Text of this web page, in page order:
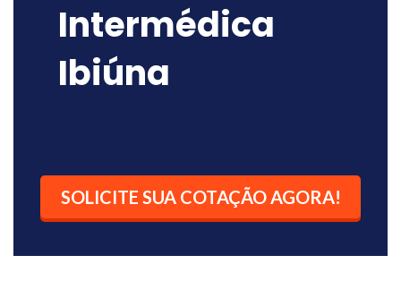
Intermédica
Ibiúna
SOLICITE SUA COTAÇÃO AGORA!